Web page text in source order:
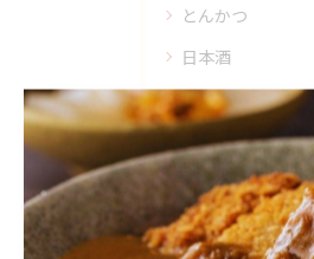
とんかつ
日本酒
トッピング
最近の投稿